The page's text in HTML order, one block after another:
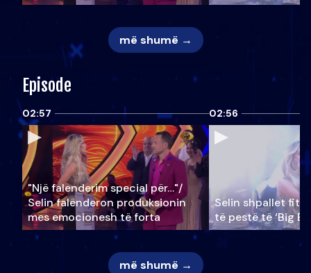
më shumë →
Episode
02:57
"Një falenderim special për…"/
Selin falënderon produksionin
mes emocionesh të forta
02:56
Selin shpallet
të pestë të ‘Big
më shumë →